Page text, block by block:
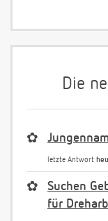
Die
✿
letzte Antwort
✿
Suchen
für